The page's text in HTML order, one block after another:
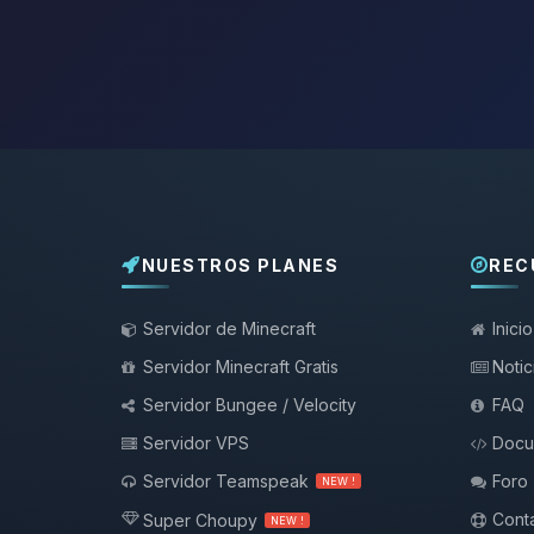
NUESTROS PLANES
Servidor de Minecraft
Servidor Minecraft Gratis
Servidor Bungee / Velocity
Servidor VPS
Servidor Teamspeak
NEW !
Super Choupy NEW !
Inicio
FAQ
Foro